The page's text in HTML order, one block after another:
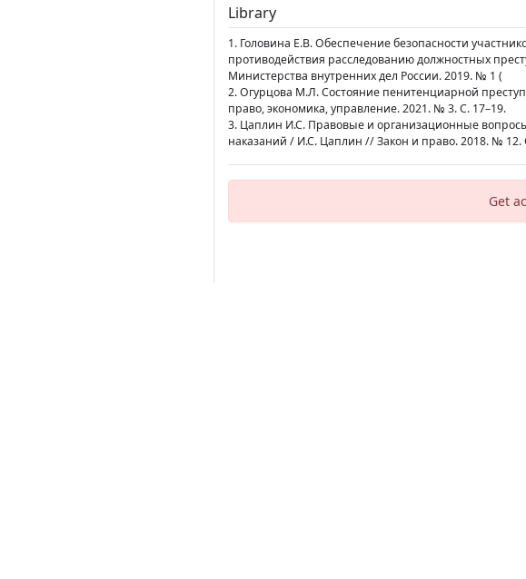
Library
1. Головина Е.В. Обеспечение безопасности
противодействия расследованию должностных
Министерства внутренних дел России. 2019. № 1 (
2. Огурцова М.Л. Состояние пенитенциарной
право, экономика, управление. 2021. № 3. С. 17–19.
3. Цаплин И.С. Правовые и организационные
наказаний / И.С. Цаплин // Закон и право. 2018. № 12.
Get